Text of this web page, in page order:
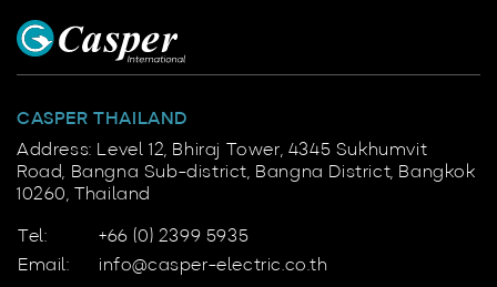
CASPER THAILAND
Address: Level 12, Bhiraj Tower, 4345 Sukhumvit
Road, Bangna Sub-district, Bangna District, Bangkok
10260, Thailand
Tel:
+66 (0) 2399 5935
Email:
info@casper-electric.co.th